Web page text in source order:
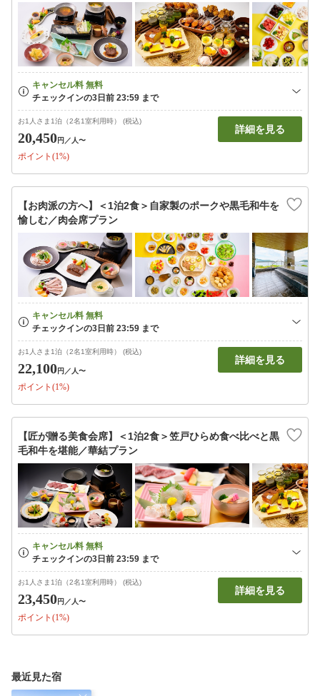
お1人さま1泊（2名1室利用時） (税込)
20,450円 ／人〜
ポイント(1%)
詳細を見る
【お肉派の方へ】＜1泊2食＞自家製のポークや黒毛和牛を
愉しむ／肉会席プラン
お1人さま1泊（2名1室利用時） (税込)
22,100円 ／人〜
ポイント(1%)
詳細を見る
【匠が贈る美食会席】＜1泊2食＞笠戸ひらめ食べ比べと黒
毛和牛を堪能／華結プラン
お1人さま1泊（2名1室利用時） (税込)
23,450円 ／人〜
ポイント(1%)
詳細を見る
最近見た宿